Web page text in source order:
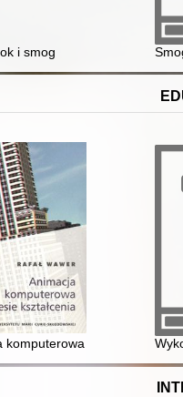
i smog
w przygotowaniu lekcji,
komputerowa w procesie